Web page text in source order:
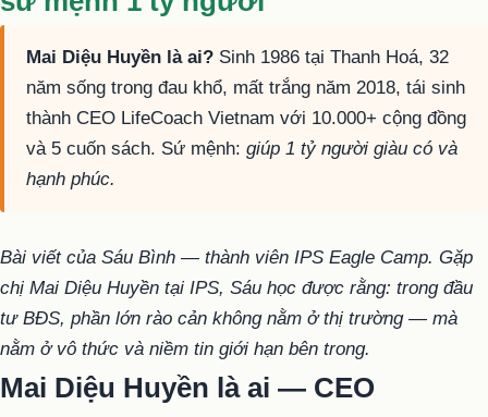
Mai Diệu Huyền là ai? Sinh 1986 tại Thanh Hoá, 32
năm sống trong đau khổ, mất trắng năm 2018, tái sinh
thành CEO LifeCoach Vietnam với 10.000+ cộng đồng
và 5 cuốn sách. Sứ mệnh: giúp 1 tỷ người giàu có và
hạnh phúc.
Bài viết của Sáu Bình — thành viên IPS Eagle Camp. Gặp
chị Mai Diệu Huyền tại IPS, Sáu học được rằng: trong đầu
tư BĐS, phần lớn rào cản không nằm ở thị trường — mà
nằm ở vô thức và niềm tin giới hạn bên trong.
Mai Diệu Huyền là ai — CEO